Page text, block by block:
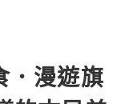
．漫遊旗